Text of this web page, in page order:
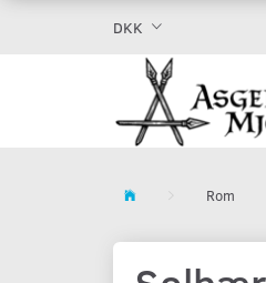
DKK
Rom